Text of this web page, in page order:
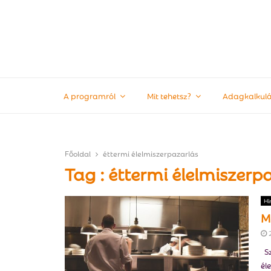
A programról Mit tehetsz?
Főoldal éttermi élelmiszerpazarlás
Tag : éttermi